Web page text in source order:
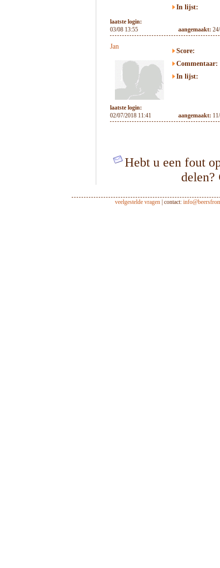
In lijst:
laatste login:
03/08 13:55
aangemaakt:
Jan
Score:
Commentaar:
In lijst:
laatste login:
02/07/2018 11:41
aangemaakt:
Hebt u een fout
veelgestelde vragen| contact: